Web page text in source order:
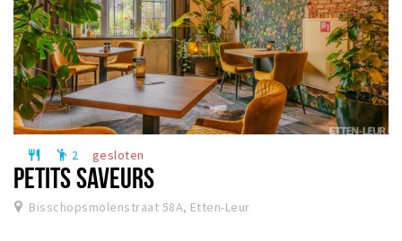
restaurant emoji_people 2 gesloten
PETITS SAVEURS
Bisschopsmolenstraat 58A, Etten-Leur